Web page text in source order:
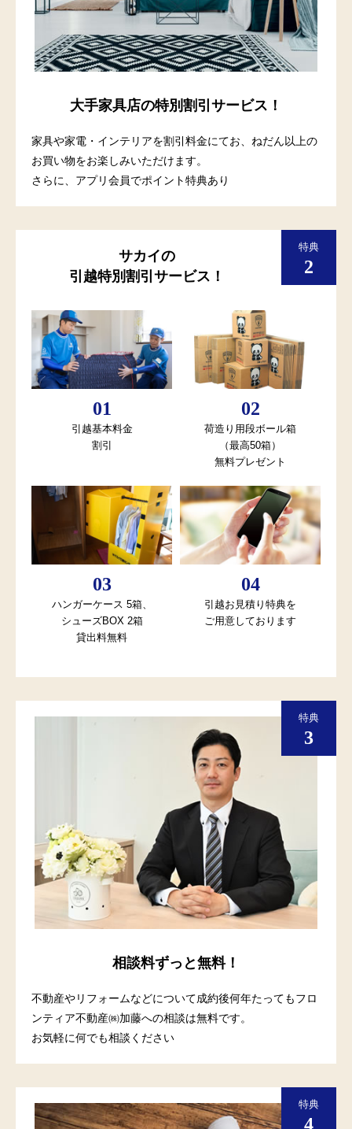
大手家具店の特別割引サービス！
家具や家電・インテリアを割引料金にてお、ねだん以上の
お買い物をお楽しみいただけます。
さらに、アプリ会員でポイント特典あり
サカイの
引越特別割引サービス！
引越基本料金
割引
荷造り用段ボール箱
（最高50箱）
無料プレゼント
ハンガーケース 5箱、
シューズBOX 2箱
貸出料無料
引越お見積り特典を
ご用意しております
相談料ずっと無料！
不動産やリフォームなどについて成約後何年たってもフロ
ンティア不動産㈱加藤への相談は無料です。
お気軽に何でも相談ください